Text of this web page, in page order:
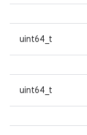
uint64_t
uint64_t